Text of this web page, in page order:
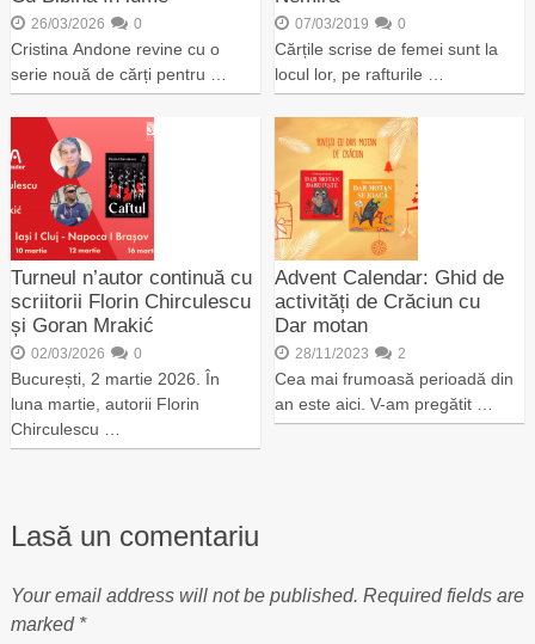
26/03/2026 0
Cristina Andone revine cu o
serie nouă de cărți pentru …
07/03/2019 0
Cărțile scrise de femei sunt la
locul lor, pe rafturile …
Turneul n’autor continuă cu
scriitorii Florin Chirculescu
și Goran Mrakić
02/03/2026 0
București, 2 martie 2026. În
luna martie, autorii Florin
Chirculescu …
Advent Calendar: Ghid de
activități de Crăciun cu
Dar motan
28/11/2023 2
Cea mai frumoasă perioadă din
an este aici. V-am pregătit …
Lasă un comentariu
Your email address will not be published. Required fields are
marked *